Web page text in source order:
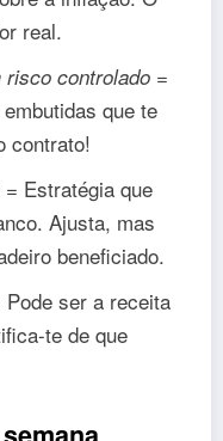
real.
risco controlado =
que te
contrato!
= Estratégia que
Ajusta, mas
beneficiado.
ser a receita
te de que